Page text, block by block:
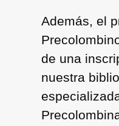
Además, el
de una
nuestra